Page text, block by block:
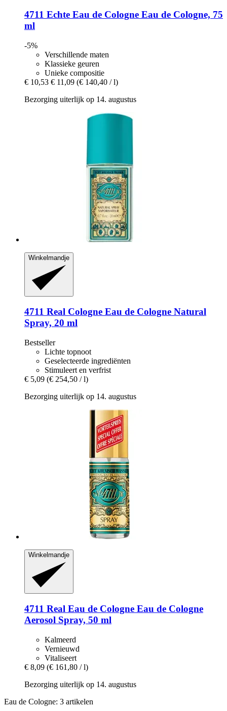
4711 Echte Eau de Cologne Eau de Cologne, 75
ml
-5%
Verschillende maten
Klassieke geuren
Unieke compositie
€ 10,53 € 11,09 (€ 140,40 / l)
Bezorging uiterlijk op 14. augustus
Winkelmandje
4711 Real Cologne Eau de Cologne Natural
Spray, 20 ml
Bestseller
Lichte topnoot
Geselecteerde ingrediënten
Stimuleert en verfrist
€ 5,09 (€ 254,50 / l)
Bezorging uiterlijk op 14. augustus
Winkelmandje
4711 Real Eau de Cologne Eau de Cologne
Aerosol Spray, 50 ml
Kalmeerd
Vernieuwd
Vitaliseert
€ 8,09 (€ 161,80 / l)
Bezorging uiterlijk op 14. augustus
Eau de Cologne: 3 artikelen